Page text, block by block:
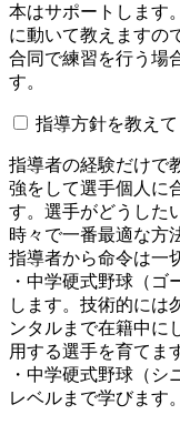
本はサポートします
に動いて教えますの
合同で練習を行う場
す。
指導方針を教え
指導者の経験だけで
強をして選手個人に
す。選手がどうした
時々で一番最適な方
指導者から命令は一
・中学硬式野球（
します。技術的には
ンタルまで在籍中に
用する選手を育てま
・中学硬式野球（シ
レベルまで学びます